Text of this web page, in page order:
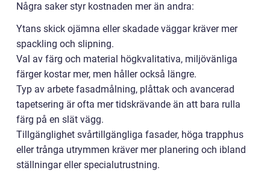
Några saker styr kostnaden mer än andra:
Ytans skick ojämna eller skadade väggar kräver mer
spackling och slipning.
Val av färg och material högkvalitativa, miljövänliga
färger kostar mer, men håller också längre.
Typ av arbete fasadmålning, plåttak och avancerad
tapetsering är ofta mer tidskrävande än att bara rulla
färg på en slät vägg.
Tillgänglighet svårtillgängliga fasader, höga trapphus
eller trånga utrymmen kräver mer planering och ibland
ställningar eller specialutrustning.